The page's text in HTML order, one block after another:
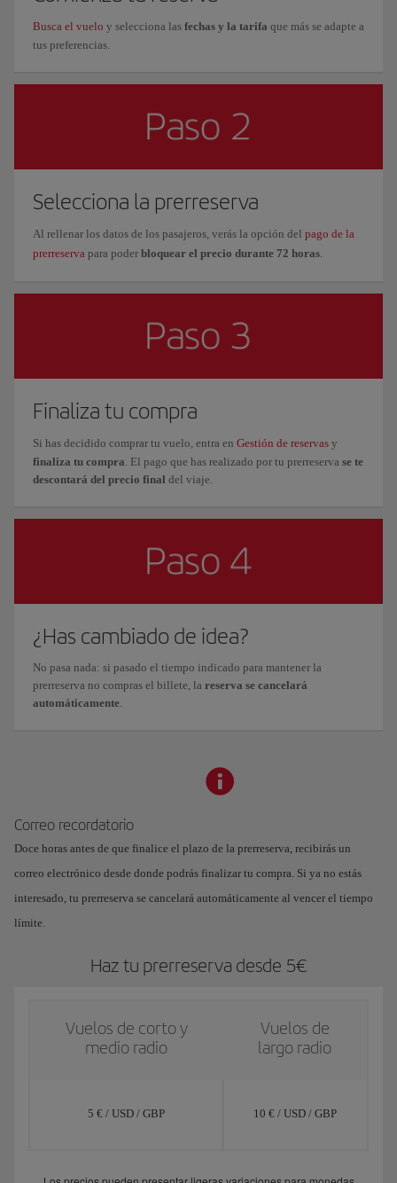
Busca el vuelo y selecciona las fechas y la tarifa que más se adapte a
tus preferencias.
Selecciona la prerreserva
Al rellenar los datos de los pasajeros, verás la opción del pago de la
prerreserva para poder bloquear el precio durante 72 horas
Finaliza tu compra
Si has decidido comprar tu vuelo, entra en Gestión de reservas y
finaliza tu compra . El pago que has realizado por tu prerreserva se te
descontará del precio final del viaje.
¿Has cambiado de idea?
No pasa nada: si pasado el tiempo indicado para mantener la
prerreserva no compras el billete, la reserva se cancelará
automáticamente
Correo recordatorio
Doce horas antes de que finalice el plazo de la prerreserva, recibirás un
correo electrónico desde donde podrás finalizar tu compra. Si ya no estás
interesado, tu prerreserva se cancelará automáticamente al vencer el tiempo
límite.
Haz tu prerreserva desde 5€
Vuelos de corto y
medio radio
Vuelos de
largo radio
5 € / USD / GBP 10 € / USD / GBP